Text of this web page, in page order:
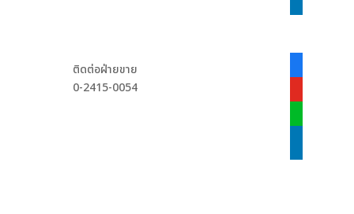
ติดต่อฝ่ายขาย
0-2415-0054